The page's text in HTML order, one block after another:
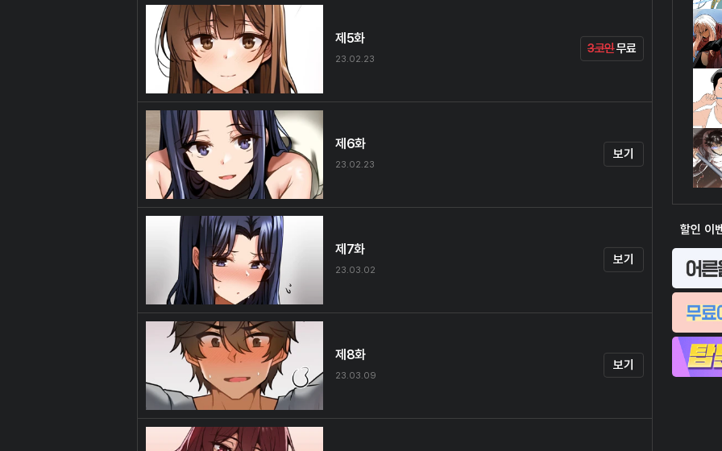
할인 이
제5화
23.02.23
3코인무료
제6화
23.02.23
보기
제7화
23.03.02
보기
제8화
23.03.09
보기